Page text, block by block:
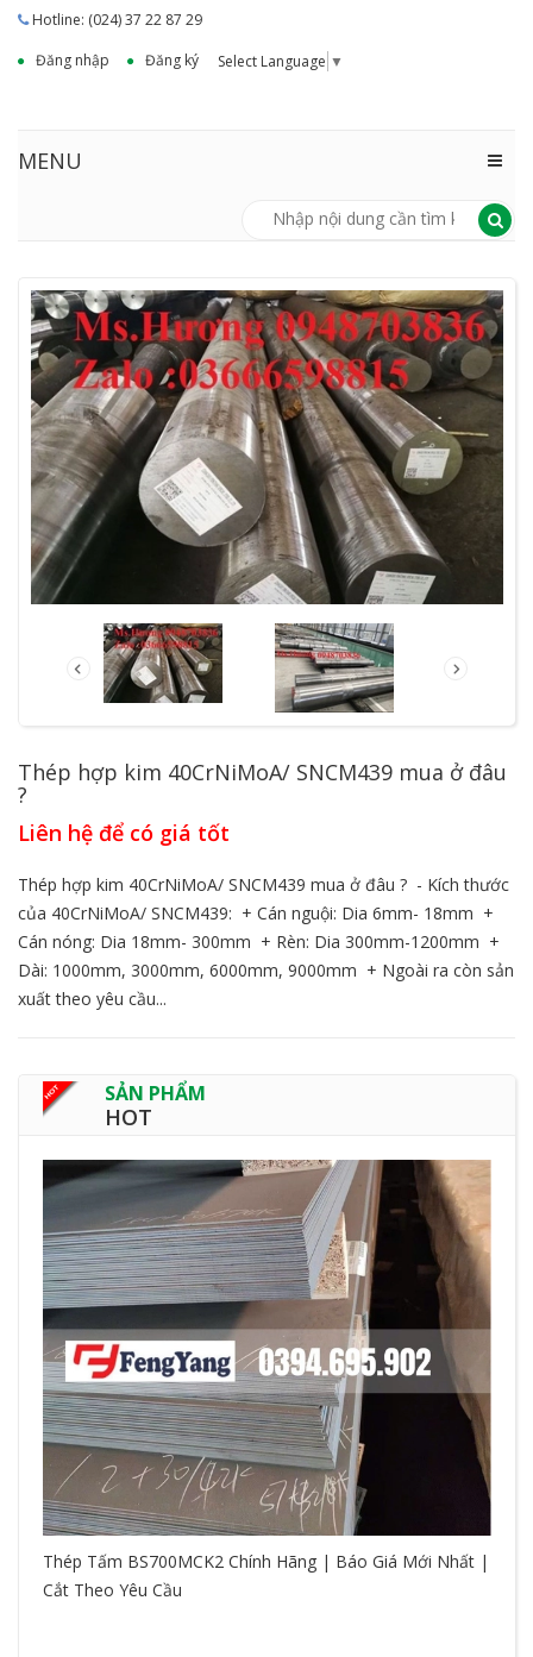
Hotline: (024) 37 22 87 29
Đăng nhập
Đăng ký Select Language ▼
MENU
Thép hợp kim 40CrNiMoA/ SNCM439 mua ở đâu
?
Liên hệ để có giá tốt
Thép hợp kim 40CrNiMoA/ SNCM439 mua ở đâu ? - Kích thước
của 40CrNiMoA/ SNCM439: + Cán nguội: Dia 6mm- 18mm +
Cán nóng: Dia 18mm- 300mm + Rèn: Dia 300mm-1200mm +
Dài: 1000mm, 3000mm, 6000mm, 9000mm + Ngoài ra còn sản
xuất theo yêu cầu...
SẢN PHẨM
HOT
Thép Tấm BS700MCK2 Chính Hãng | Báo Giá Mới Nhất |
Cắt Theo Yêu Cầu